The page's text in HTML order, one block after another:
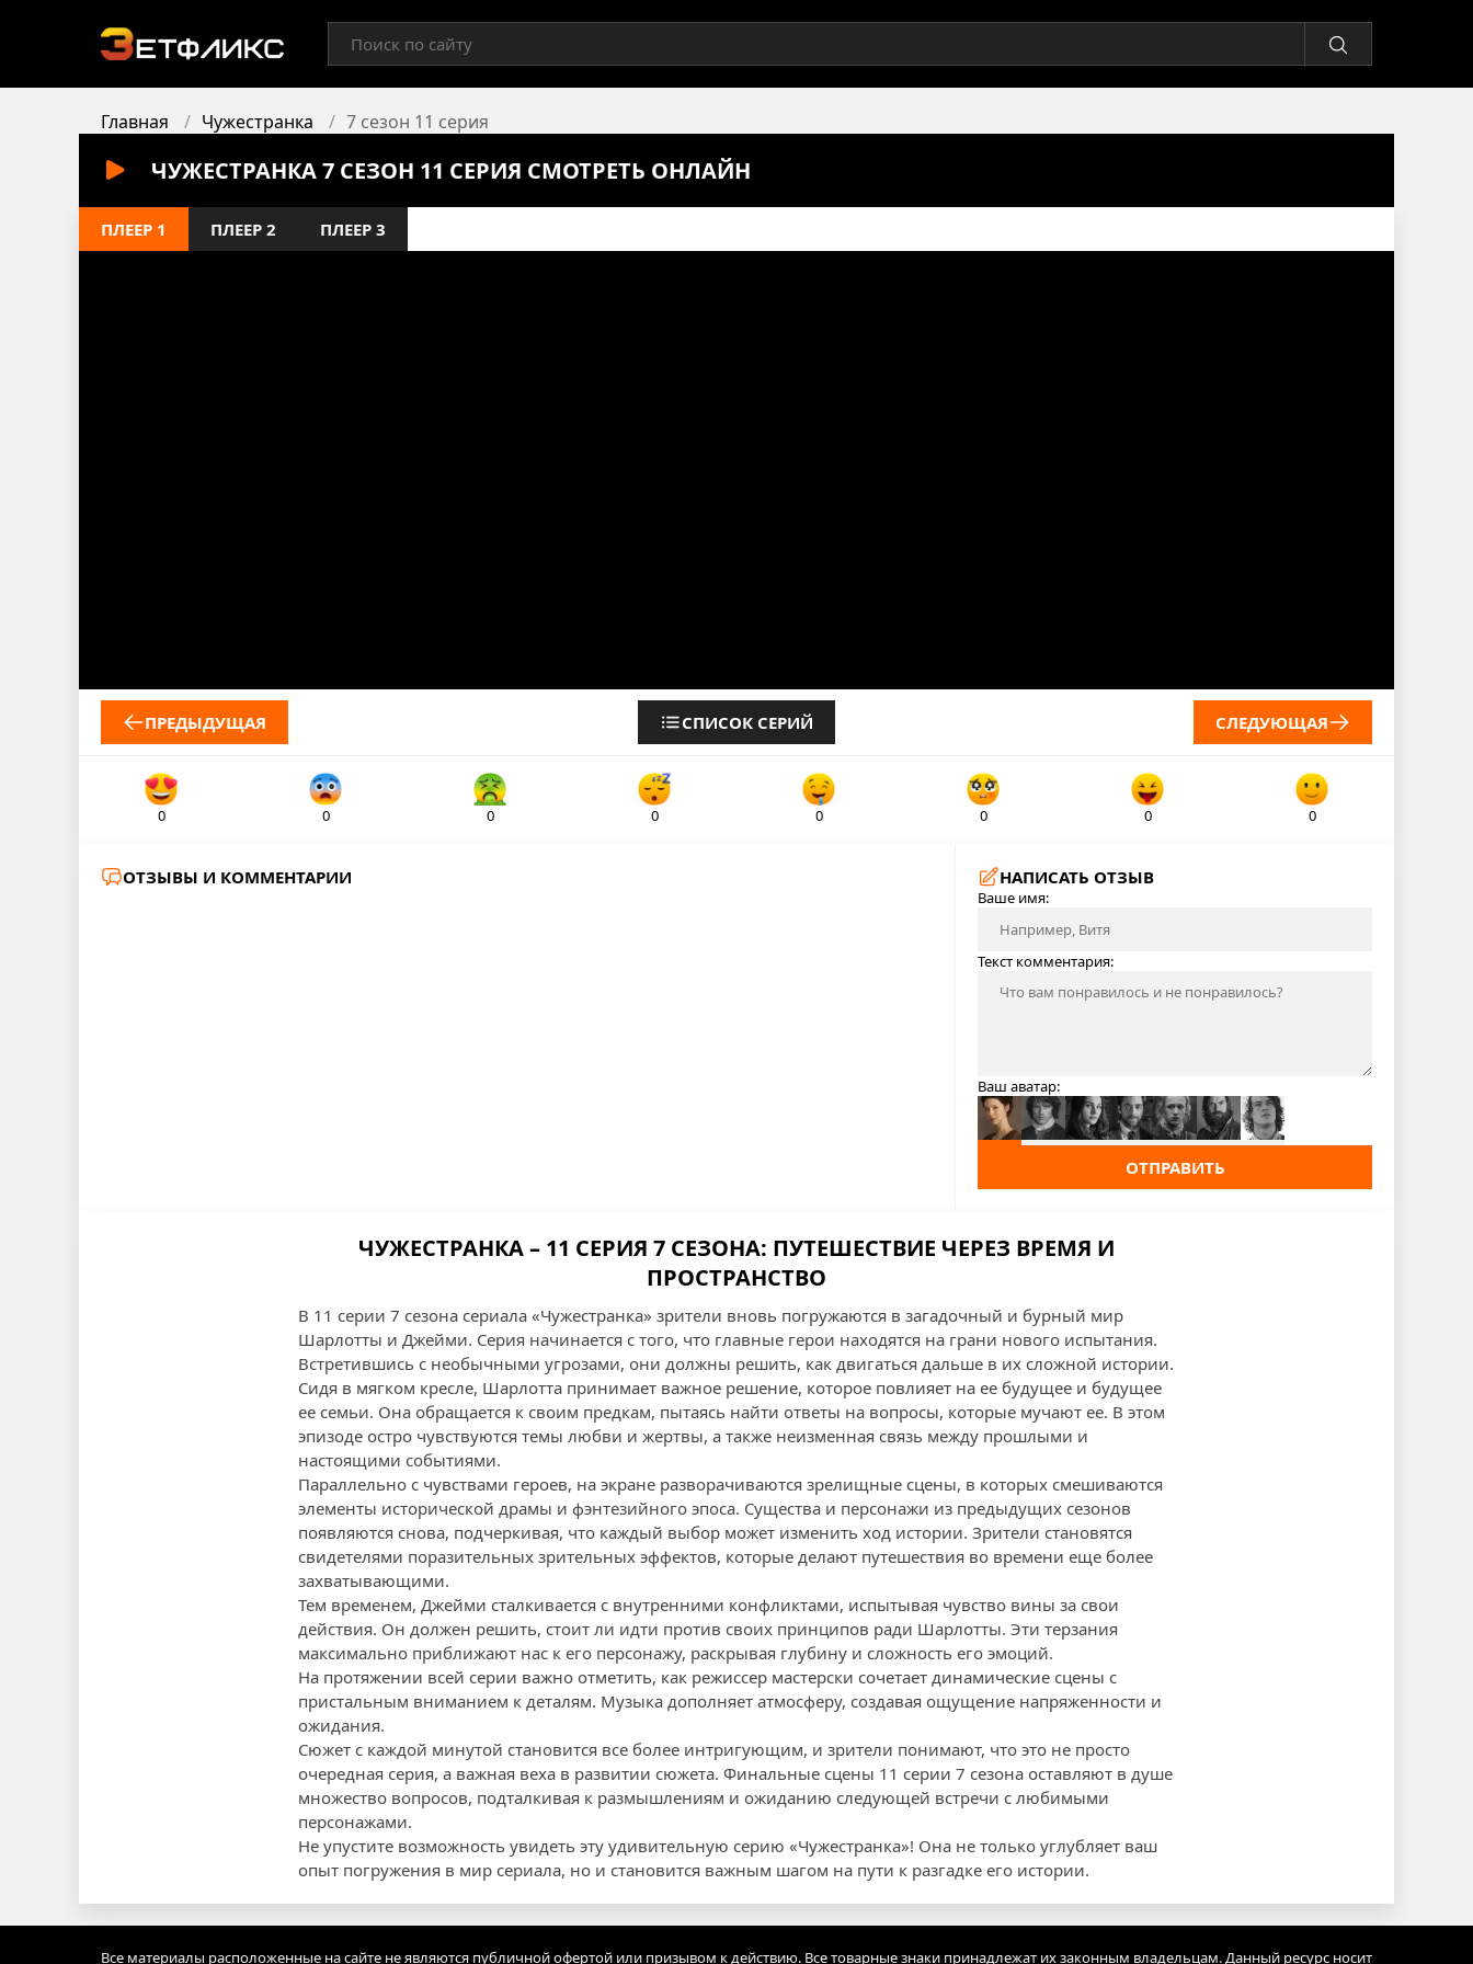
Главная Чужестранка 7 сезон 11 серия
ЧУЖЕСТРАНКА 7 СЕЗОН 11 СЕРИЯ СМОТРЕТЬ ОНЛАЙН
ПЛЕЕР 1 ПЛЕЕР 2 ПЛЕЕР 3
ПРЕДЫДУЩАЯ СПИСОК СЕРИЙ СЛЕДУЮЩАЯ
0 0 0 0 0 0 0 0
ОТЗЫВЫ И КОММЕНТАРИИ НАПИСАТЬ ОТЗЫВ
Ваше имя:
Текст комментария:
Ваш аватар:
ОТПРАВИТЬ
ЧУЖЕСТРАНКА – 11 СЕРИЯ 7 СЕЗОНА: ПУТЕШЕСТВИЕ ЧЕРЕЗ ВРЕМЯ И
ПРОСТРАНСТВО
В 11 серии 7 сезона сериала «Чужестранка» зрители вновь погружаются в загадочный и бурный мир
Шарлотты и Джейми. Серия начинается с того, что главные герои находятся на грани нового испытания.
Встретившись с необычными угрозами, они должны решить, как двигаться дальше в их сложной истории.
Сидя в мягком кресле, Шарлотта принимает важное решение, которое повлияет на ее будущее и будущее
ее семьи. Она обращается к своим предкам, пытаясь найти ответы на вопросы, которые мучают ее. В этом
эпизоде остро чувствуются темы любви и жертвы, а также неизменная связь между прошлыми и
настоящими событиями.
Параллельно с чувствами героев, на экране разворачиваются зрелищные сцены, в которых смешиваются
элементы исторической драмы и фэнтезийного эпоса. Существа и персонажи из предыдущих сезонов
появляются снова, подчеркивая, что каждый выбор может изменить ход истории. Зрители становятся
свидетелями поразительных зрительных эффектов, которые делают путешествия во времени еще более
захватывающими.
Тем временем, Джейми сталкивается с внутренними конфликтами, испытывая чувство вины за свои
действия. Он должен решить, стоит ли идти против своих принципов ради Шарлотты. Эти терзания
максимально приближают нас к его персонажу, раскрывая глубину и сложность его эмоций.
На протяжении всей серии важно отметить, как режиссер мастерски сочетает динамические сцены с
пристальным вниманием к деталям. Музыка дополняет атмосферу, создавая ощущение напряженности и
ожидания.
Сюжет с каждой минутой становится все более интригующим, и зрители понимают, что это не просто
очередная серия, а важная веха в развитии сюжета. Финальные сцены 11 серии 7 сезона оставляют в душе
множество вопросов, подталкивая к размышлениям и ожиданию следующей встречи с любимыми
персонажами.
Не упустите возможность увидеть эту удивительную серию «Чужестранка»! Она не только углубляет ваш
опыт погружения в мир сериала, но и становится важным шагом на пути к разгадке его истории.
Все материалы расположенные на сайте не являются публичной офертой или призывом к действию. Все товарные знаки принадлежат их законным владельцам. Данный ресурс носит